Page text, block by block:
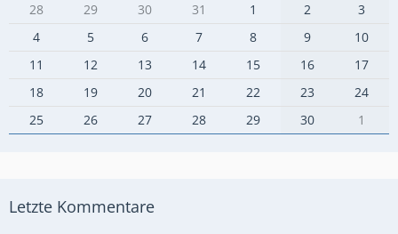
28
29 30 31 1 2
3
4
5 6 7 8 9
10
11
12 13 14 15 16
17
18
19 20 21 22 23
24
25
26 27 28 29 30 1
Letzte Kommentare